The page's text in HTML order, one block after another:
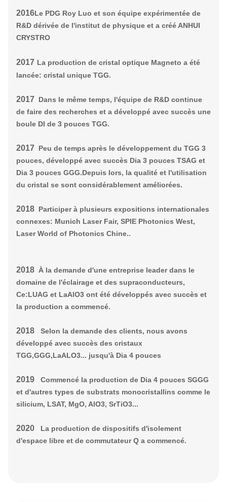
2016Le PDG Roy Luo et son équipe expérimentée de
R&D dérivée de l'institut de physique et a créé ANHUI
CRYSTRO
2017 La production de cristal optique Magneto a été
lancée: cristal unique TGG.
2017 Dans le même temps, l'équipe de R&D continue
de faire des recherches et a développé avec succès une
boule DI de 3 pouces TGG.
2017 Peu de temps après le développement du TGG 3
pouces, développé avec succès Dia 3 pouces TSAG et
Dia 3 pouces GGG.Depuis lors, la qualité et l'utilisation
du cristal se sont considérablement améliorées.
2018 Participer à plusieurs expositions internationales
connexes: Munich Laser Fair, SPIE Photonics West,
Laser World of Photonics Chine..
2018 À la demande d'une entreprise leader dans le
domaine de l'éclairage et des supraconducteurs,
Ce:LUAG et LaAlO3 ont été développés avec succès et
la production a commencé.
2018
Selon la demande des clients, nous avons
développé avec succès des cristaux
TGG,GGG,LaALO3... jusqu'à Dia 4 pouces
2019
Commencé la production de Dia 4 pouces SGGG
et d'autres types de substrats monocristallins comme le
silicium, LSAT, MgO, AlO3, SrTiO3...
2020
La production de dispositifs d'isolement
d'espace libre et de commutateur Q a commencé.